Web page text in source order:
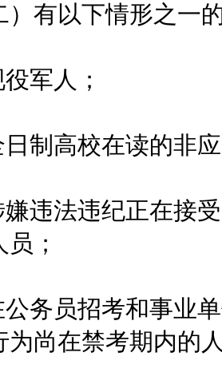
以下情形之一
军人；
高校在读的非应
法违纪正在接受
；
员招考和事业单
为尚在禁考期内的